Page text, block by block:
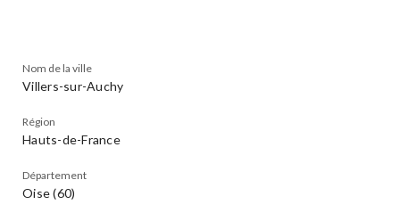
Nom de la ville
Villers-sur-Auchy
Région
Hauts-de-France
Département
Oise (60)